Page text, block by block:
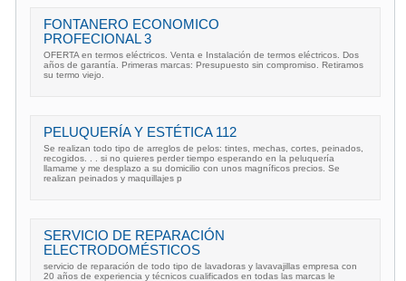
FONTANERO ECONOMICO
PROFECIONAL 3
OFERTA en termos eléctricos. Venta e Instalación de termos eléctricos. Dos
años de garantía. Primeras marcas: Presupuesto sin compromiso. Retiramos
su termo viejo.
PELUQUERÍA Y ESTÉTICA 112
Se realizan todo tipo de arreglos de pelos: tintes, mechas, cortes, peinados,
recogidos. . . si no quieres perder tiempo esperando en la peluquería
llamame y me desplazo a su domicilio con unos magníficos precios. Se
realizan peinados y maquillajes p
SERVICIO DE REPARACIÓN
ELECTRODOMÉSTICOS
servicio de reparación de todo tipo de lavadoras y lavavajillas empresa con
20 años de experiencia y técnicos cualificados en todas las marcas le